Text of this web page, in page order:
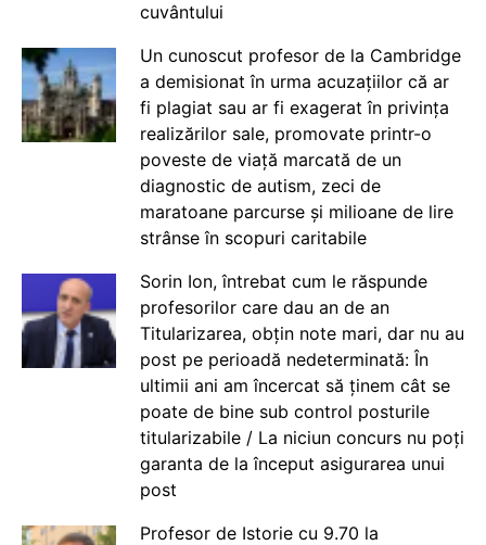
cuvântului
Un cunoscut profesor de la Cambridge
a demisionat în urma acuzațiilor că ar
fi plagiat sau ar fi exagerat în privința
realizărilor sale, promovate printr-o
poveste de viață marcată de un
diagnostic de autism, zeci de
maratoane parcurse și milioane de lire
strânse în scopuri caritabile
Sorin Ion, întrebat cum le răspunde
profesorilor care dau an de an
Titularizarea, obțin note mari, dar nu au
post pe perioadă nedeterminată: În
ultimii ani am încercat să ținem cât se
poate de bine sub control posturile
titularizabile / La niciun concurs nu poți
garanta de la început asigurarea unui
post
Profesor de Istorie cu 9.70 la